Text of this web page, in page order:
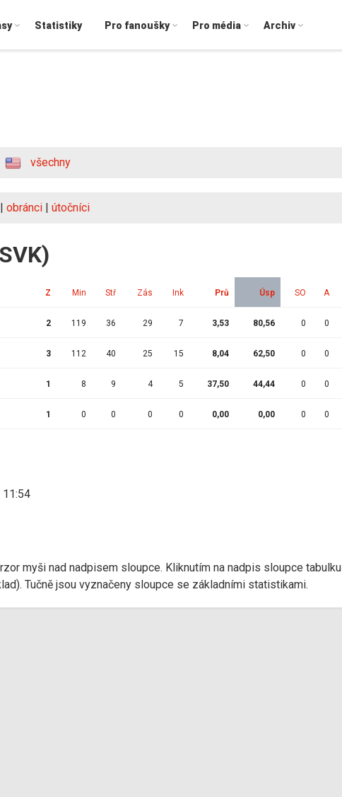
Statistiky Pro fanoušky Pro média Archiv
všechny
| obránci | útočníci
Z Min Stř Zás Ink Prů Úsp SO A
2 119 36 29 7 3,53 80,56 0 0
3 112 40 25 15 8,04 62,50 0 0
1 8 9 4 5 37,50 44,44 0 0
1 0 0 0 0 0,00 0,00 0 0
myši nad nadpisem sloupce. Kliknutím na nadpis sloupce tabulku
Tučně jsou vyznačeny sloupce se základními statistikami.